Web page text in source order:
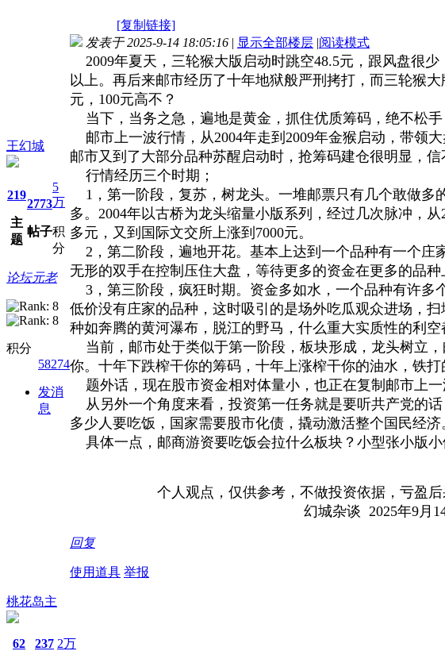
[复制链接]
王幻城
219
主
题
2773
帖子
5
万
积
分
论坛元老
积分
58274
发消
息
发表于 2025-9-14 18:05:16 | 显示全部楼层 |阅读模式
2009年夏天，三轮猴大版启动时跳空48.5元，跟风盘很
以上。再后来邮市经历了十年地狱般严刑拷打，而三轮猴
元，100元高不？
当下，当务之急，遍地是黄金，抓住优质筹码，绝不松
邮市上一波行情，从2004年走到2009年金猴启动，带领
邮市又到了大部分品种苏醒启动时，抢筹码建仓很明显，信
行情经历三个时期；
1，第一阶段，复苏，树龙头。一堆邮票只有几个敢做多
多。2004年以古桥为龙头缩量小版系列，经过几次脉冲，
多元，又到国际文交所上涨到7000元。
2，第二阶段，遍地开花。基本上达到一个品种有一个庄
无形的双手在控制压住大盘，等待更多的资金在更多的品种
3，第三阶段，疯狂时期。资金多如水，一个品种有许多
低价没有庄家的品种，这时吸引的是场外吃瓜观众进场，
种如奔腾的黄河瀑布，脱江的野马，什么重大实质性的利空
当前，邮市处于类似于第一阶段，板块形成，龙头树立
你。十年下跌榨干你的筹码，十年上涨榨干你的油水，铁
题外话，现在股市资金相对体量小，也正在复制邮市上
从另外一个角度来看，投资第一任务就是要听共产党的
多少人要吃饭，国家需要股市化债，撬动激活整个国民经
具体一点，邮商游资要吃饭会拉什么板块？小型张小版
个人观点，仅供参考，不做投资依据，亏盈后果
幻城杂谈 2025年9月14
回复
使用道具 举报
桃花岛主
62 237 2万